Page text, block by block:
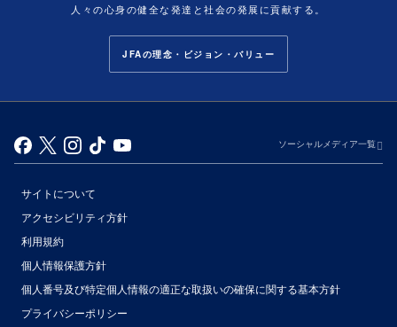
人々の心身の健全な発達と社会の発展に貢献する。
JFAの理念・ビジョン・バリュー
ソーシャルメディア一覧
サイトについて
アクセシビリティ方針
利用規約
個人情報保護方針
個人番号及び特定個人情報の適正な取扱いの確保に関する基本方針
プライバシーポリシー